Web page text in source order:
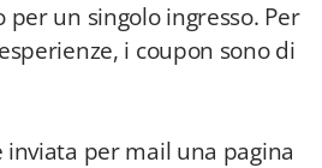
per un singolo ingresso. Per
i coupon sono di
per mail una pagina